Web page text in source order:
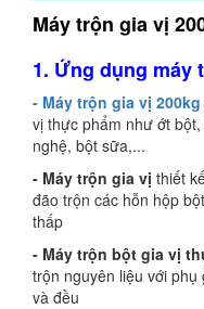
Máy trộn gia vị
1. Ứng dụng máy
- Máy trộn gia vị 200kg
vị thực phẩm như ớt
nghệ, bột sữa,...
- Máy trộn gia vị thiết
đão trộn các hỗn hộp
thấp
- Máy trộn bột gia vị
trộn nguyên liệu với
và đều